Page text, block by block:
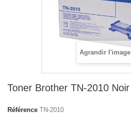
Agrandir l'image
Toner Brother TN-2010 Noir
Référence TN-2010